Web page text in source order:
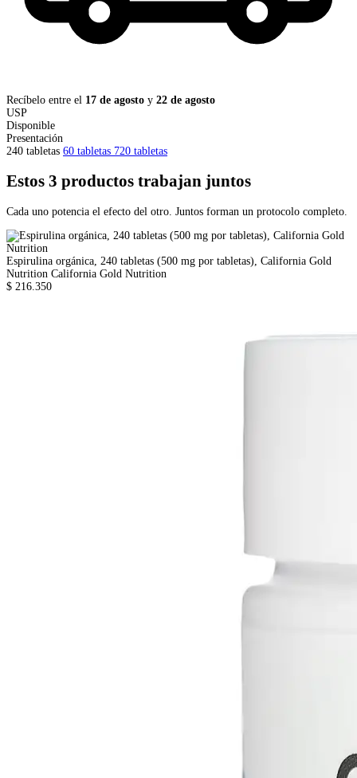
Recíbelo entre el 17 de agosto y 22 de agosto
USP
Disponible
Presentación
240 tabletas 60 tabletas 720 tabletas
Estos 3 productos trabajan juntos
Cada uno potencia el efecto del otro. Juntos forman un protocolo completo.
Espirulina orgánica, 240 tabletas (500 mg por tabletas), California Gold
Nutrition California Gold Nutrition
$ 216.350